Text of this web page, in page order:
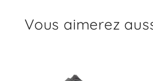
Vous aimerez